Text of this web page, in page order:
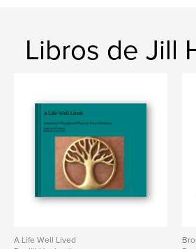
Libros de Jill
A Life Well Lived